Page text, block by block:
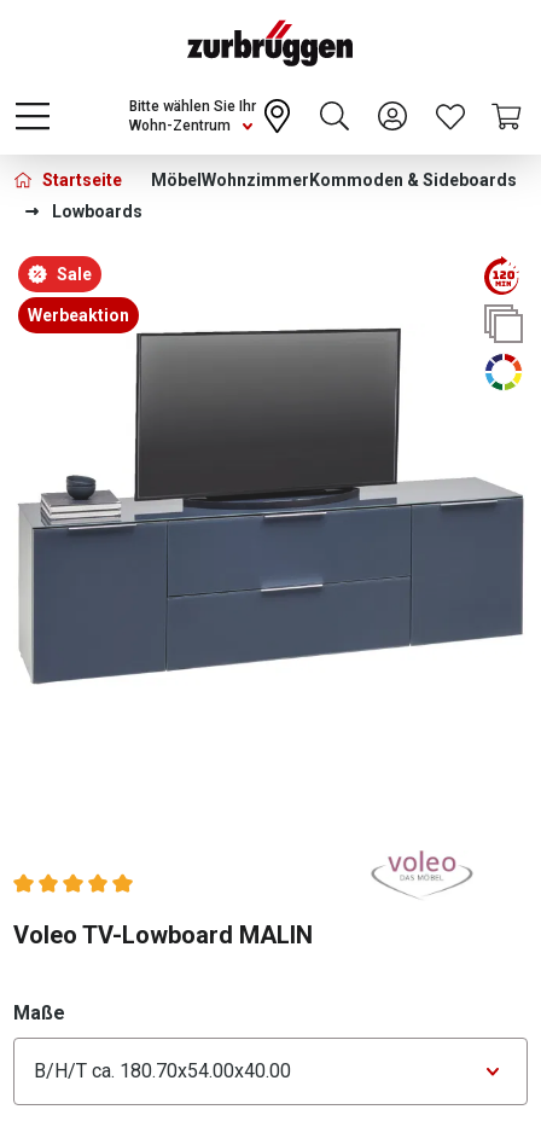
Choose a different country or region to see
content for your location and shop online
CONTINUE
Wohn-Zentrum
Bitte wählen Sie Ihr
Startseite Möbel Wohnzimmer Kommoden & Sideboards
Lowboards
Bildergalerie überspringen
Sale
Werbeaktion
Durchschnittliche Bewertung von 5 von 5 Sternen
Voleo TV-Lowboard MALIN
Maße